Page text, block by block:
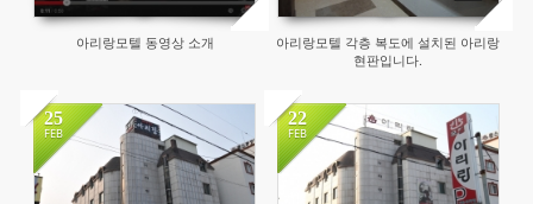
아리랑모텔 동영상 소개
아리랑모텔 각층 복도에 설치된 아리랑
현판입니다.
25
FEB
22
FEB